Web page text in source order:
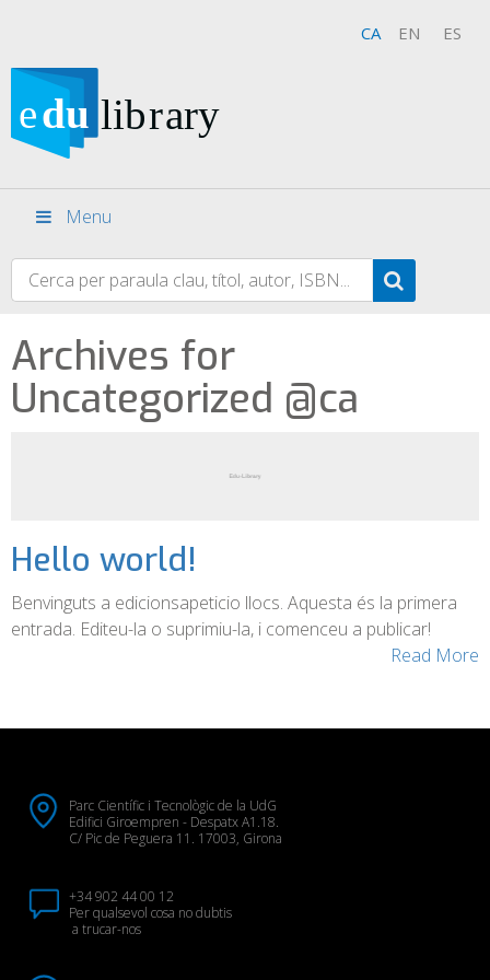
CA EN ES
Menu
Archives for
Uncategorized @ca
Hello world!
Benvinguts a edicionsapeticio llocs. Aquesta és la primera
entrada. Editeu-la o suprimiu-la, i comenceu a publicar!
Read More
Parc Científic i Tecnològic de la UdG
Edifici Giroempren - Despatx A1.18.
C/ Pic de Peguera 11. 17003, Girona
+34 902 44 00 12
Per qualsevol cosa no dubtis
a trucar-nos